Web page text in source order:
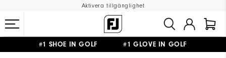
Aktivera tillgänglighet
#1 SHOE IN GOLF #1 GLOVE IN GOLF